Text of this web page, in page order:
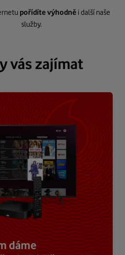
pořídíte výhodně i další naše
služby.
vás zajímat
dáme